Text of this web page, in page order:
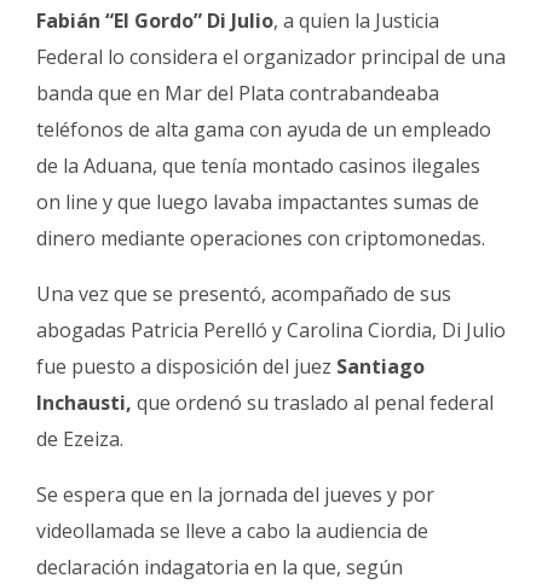
Fabián “El Gordo” Di Julio, a quien la Justicia
Federal lo considera el organizador principal de una
banda que en Mar del Plata contrabandeaba
teléfonos de alta gama con ayuda de un empleado
de la Aduana, que tenía montado casinos ilegales
on line y que luego lavaba impactantes sumas de
dinero mediante operaciones con criptomonedas.
Una vez que se presentó, acompañado de sus
abogadas Patricia Perelló y Carolina Ciordia, Di Julio
fue puesto a disposición del juez Santiago
Inchausti, que ordenó su traslado al penal federal
de Ezeiza.
Se espera que en la jornada del jueves y por
videollamada se lleve a cabo la audiencia de
declaración indagatoria en la que, según